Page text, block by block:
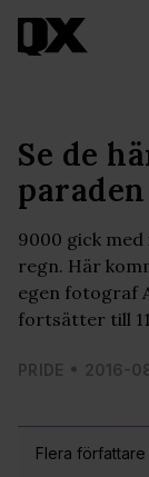
Flera författare
Se de
paraden
9000 gick med
regn. Här
egen fotograf
fortsätter till
PRIDE 2016-